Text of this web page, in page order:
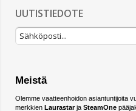
UUTISTIEDOTE
Meistä
Olemme vaatteenhoidon asiantuntijoita
merkkien Laurastarja SteamOne